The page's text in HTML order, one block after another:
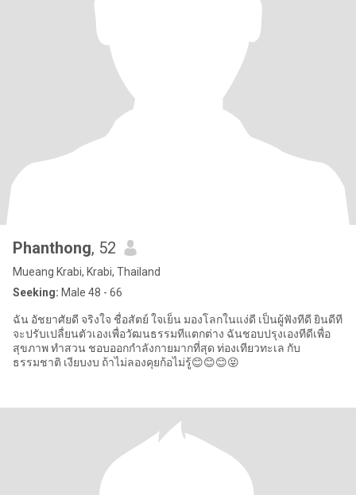
Phanthong, 52
Mueang Krabi, Krabi, Thailand
Seeking: Male 48 - 66
ฉัน อัชยาศัยดี จริงใจ ชื่อสัตย์ ใจเย็น มองโลกในแง่ดี เป็นผู้ฟังทีดี ยินดีที
จะปรับเปลื่ยนตัวเองเพื่อวัฒนธรรมทีแตกต่าง ฉันชอบปรุงเองทีดีเพื่อ
สุขภาพ ทำสวน ชอบออกกำลังกายมากที่สุด ท่องเทียวทะเล กับ
ธรรมชาติ เงียบงบ ถ้าไม่ลองคุยก้อไม่รู้😊😊😊😝